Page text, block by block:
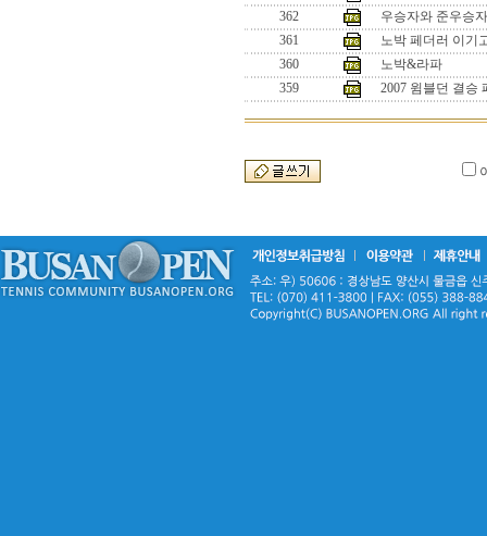
362
우승자와 준우승자
361
노박 페더러 이기
360
노박&라파
359
2007 윔블던 결승